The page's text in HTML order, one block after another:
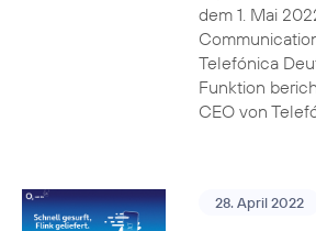
dem 1. Mai
Telefónica
Funktion
CEO von
28. April 2022